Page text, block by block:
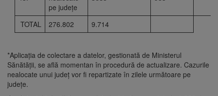
pe județe
TOTAL 276.802 9.714
*Aplicația de colectare a datelor, gestionată de Ministerul
Sănătății, se află momentan în procedură de actualizare. Cazurile
nealocate unui județ vor fi repartizate în zilele următoare pe
județe.